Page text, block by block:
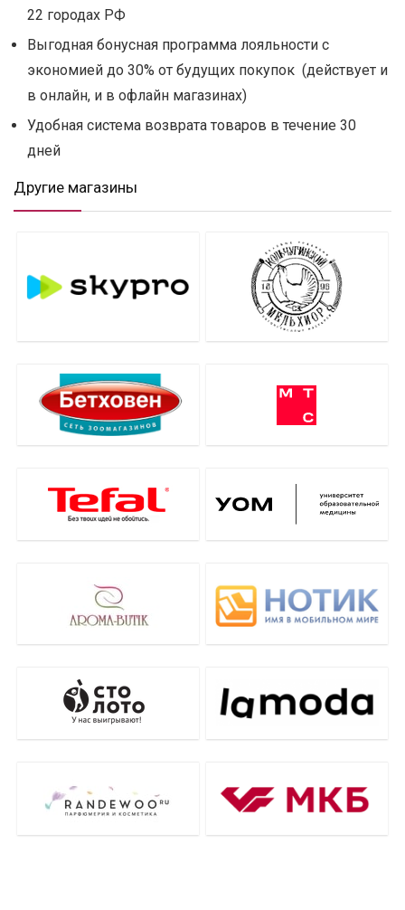
22 городах РФ
Выгодная бонусная программа лояльности с
экономией до 30% от будущих покупок (действует и
в онлайн, и в офлайн магазинах)
Удобная система возврата товаров в течение 30
дней
Другие магазины